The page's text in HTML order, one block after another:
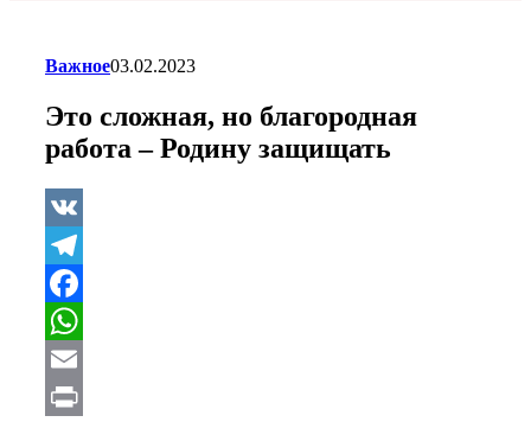
Важное03.02.2023
Это сложная, но благородная
работа – Родину защищать
VK
Telegram
Facebook
WhatsApp
Email